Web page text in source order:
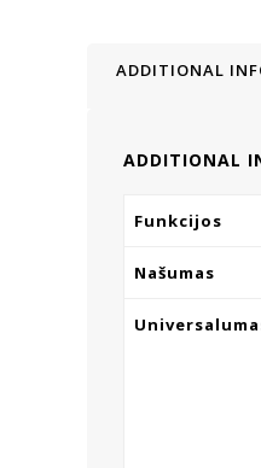
ADDITIONAL
ADDITIONAL
Funkcijos
Našumas